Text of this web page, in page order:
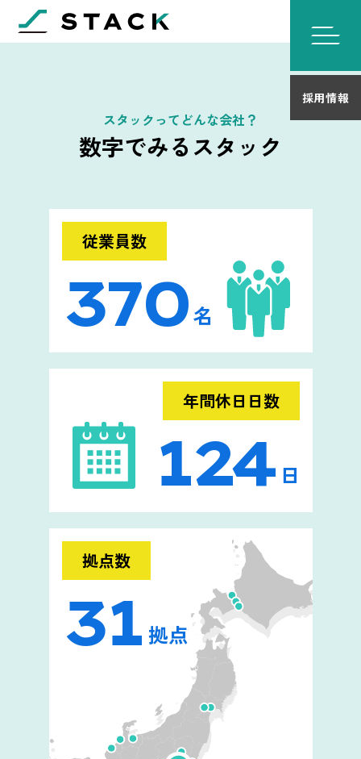
採用情報
スタックってどんな会社？
数字でみるスタック
従業員数
370 名
年間休日日数
124 日
拠点数
31 拠点